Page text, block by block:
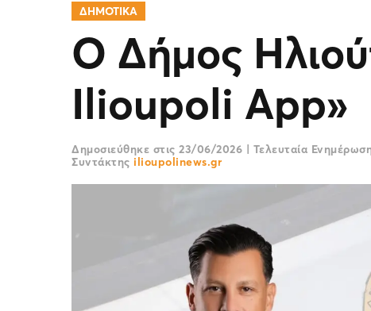
ΔΗΜΟΤΙΚΑ
Ο Δήμος
Ilioupoli App»
Δημοσιεύθηκε στις 23/06/2026 | Τελευταία
Συντάκτης ilioupolinews.gr